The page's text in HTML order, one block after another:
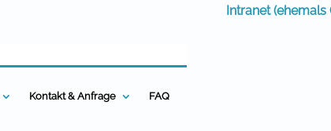
Intranet (ehemals
Kontakt & Anfrage FAQ